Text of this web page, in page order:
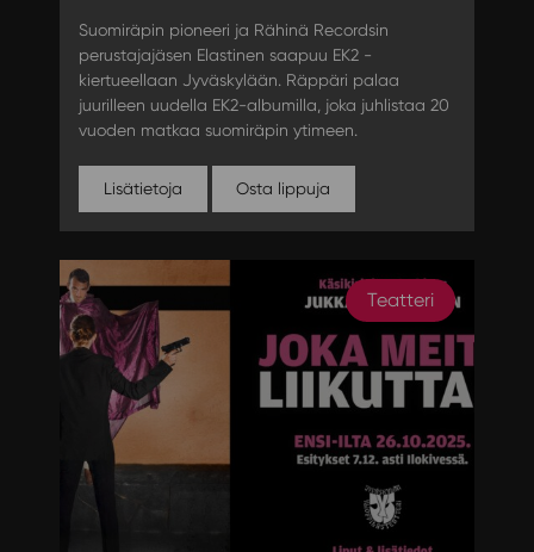
Suomiräpin pioneeri ja Rähinä Recordsin
perustajajäsen Elastinen saapuu EK2 -
kiertueellaan Jyväskylään. Räppäri palaa
juurilleen uudella EK2-albumilla, joka juhlistaa 20
vuoden matkaa suomiräpin ytimeen.
Lisätietoja Osta lippuja
Teatteri